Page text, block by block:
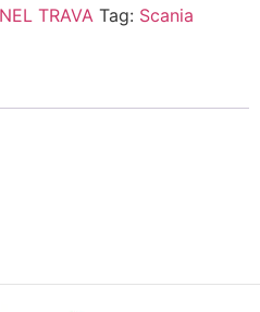
TRAVA Tag: Scania